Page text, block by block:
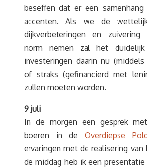
beseffen dat er een
accenten. Als we de
dijkverbeteringen en zuivering
norm nemen zal het
investeringen daarin nu
of straks (gefinancierd met
zullen moeten worden.
9 juli
In de morgen een gesprek
boeren in de Overdiepse
ervaringen met de realisering
de middag heb ik een